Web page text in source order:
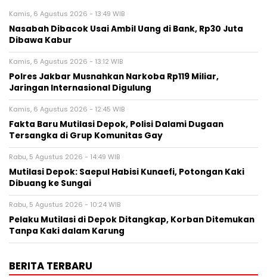
Kamis, 6 Agustus 2026 - 13:49 WIB
Nasabah Dibacok Usai Ambil Uang di Bank, Rp30 Juta
Dibawa Kabur
Kamis, 6 Agustus 2026 - 13:12 WIB
Polres Jakbar Musnahkan Narkoba Rp119 Miliar,
Jaringan Internasional Digulung
Kamis, 6 Agustus 2026 - 12:45 WIB
Fakta Baru Mutilasi Depok, Polisi Dalami Dugaan
Tersangka di Grup Komunitas Gay
Rabu, 5 Agustus 2026 - 14:49 WIB
Mutilasi Depok: Saepul Habisi Kunaefi, Potongan Kaki
Dibuang ke Sungai
Rabu, 5 Agustus 2026 - 10:24 WIB
Pelaku Mutilasi di Depok Ditangkap, Korban Ditemukan
Tanpa Kaki dalam Karung
BERITA TERBARU